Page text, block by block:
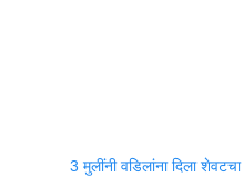
3 मुलींनी वडिलांना दिला शेवटचा